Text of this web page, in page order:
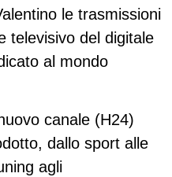
le trasmissioni
televisivo del digitale
al mondo
canale (H24)
dallo sport alle
agli